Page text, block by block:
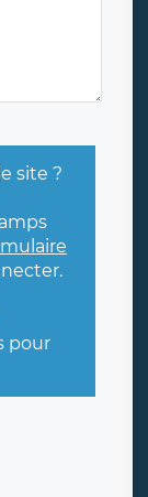
site ?
pour